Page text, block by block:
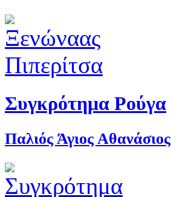
Συγκρότημα Ρούγα
Παλιός Άγιος Αθανάσιος